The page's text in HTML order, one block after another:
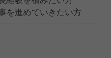
を進めていきたい方